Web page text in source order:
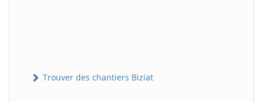
Trouver des chantiers Biziat